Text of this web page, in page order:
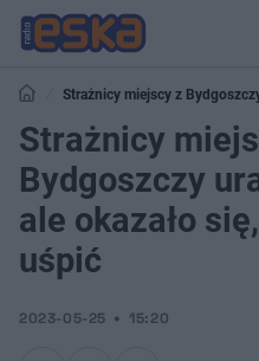
Strażnicy miejscy z
trzeba go uśpić
Strażnicy
Bydgoszczy
ale okazało
uśpić
2023-05-25 15:20